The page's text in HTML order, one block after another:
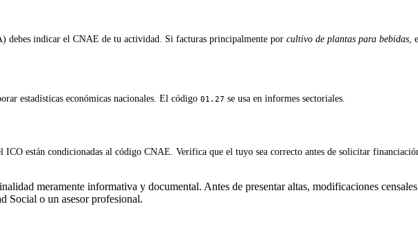
debes indicar el CNAE de tu actividad. Si facturas principalmente por cultivo de plantas para bebidas
estadísticas económicas nacionales. El código 01.27 se usa en informes sectoriales.
ICO están condicionadas al código CNAE. Verifica que el tuyo sea correcto antes de solicitar
meramente informativa y documental. Antes de presentar altas, modificaciones
o un asesor profesional.